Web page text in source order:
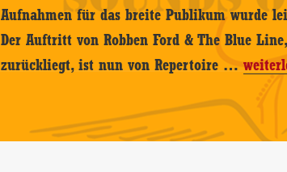
Aufnahmen für das breite Publikum wurde
Der Auftritt von Robben Ford & The Blue
zurückliegt, ist nun von Repertoire …Robben
Ford
&
The